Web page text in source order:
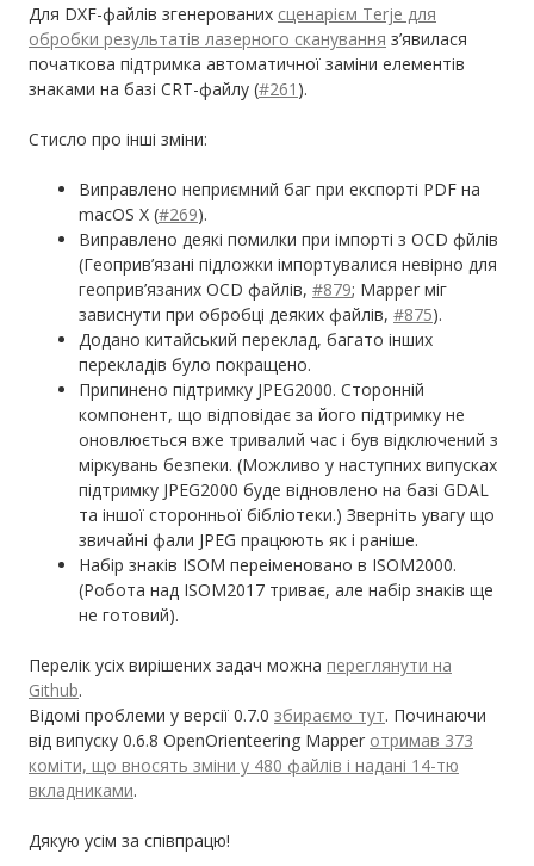
Для DXF-файлів згенерованих сценарієм Terje для
обробки результатів лазерного сканування з’явилася
початкова підтримка автоматичної заміни елементів
знаками на базі CRT-файлу (#261 ).
Стисло про інші зміни:
Виправлено неприємний баг при експорті PDF на
macOS X (#269).
Виправлено деякі помилки при імпорті з OCD фйлів
(Геоприв’язані підложки імпортувалися невірно для
геоприв’язаних OCD файлів, #879; Mapper міг
зависнути при обробці деяких файлів, #875).
Додано китайський переклад, багато інших
перекладів було покращено.
Припинено підтримку JPEG2000. Сторонній
компонент, що відповідає за його підтримку не
оновлюється вже тривалий час і був відключений з
міркувань безпеки. (Можливо у наступних випусках
підтримку JPEG2000 буде відновлено на базі GDAL
та іншої сторонньої бібліотеки.) Зверніть увагу що
звичайні фали JPEG працюють як і раніше.
Набір знаків ISOM переіменовано в ISOM2000.
(Робота над ISOM2017 триває, але набір знаків ще
не готовий).
Перелік усіх вирішених задач можна переглянути на
Github.
Відомі проблеми у версії 0.7.0 збираємо тут. Починаючи
від випуску 0.6.8 OpenOrienteering Mapper отримав 373
коміти, що вносять зміни у 480 файлів і надані 14-тю
вкладниками.
Дякую усім за співпрацю!